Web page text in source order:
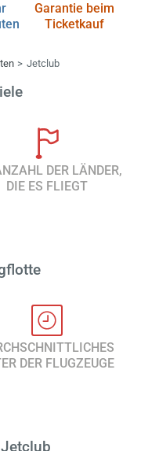
Garantie beim
Ticketkauf
Jetclub
DER LÄNDER,
DIE ES FLIEGT
DER FLUGZEUGE